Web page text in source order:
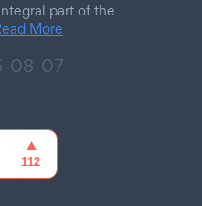
part of the
More
08-07